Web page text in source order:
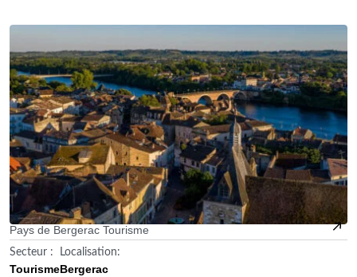
Pays de Bergerac Tourisme
Secteur :
Tourisme
Localisation:
Bergerac